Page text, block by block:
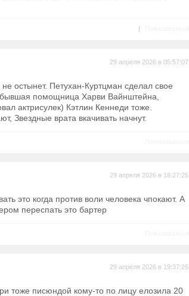
|
29 апреля 2026 в 05:57:07
остынет. Петухан-Куртцман сделал свое
помощница Харви Вайнштейна,
актрисулек) Кэтлин Кеннеди тоже.
Звездные врата вкачивать начнут.
29 апреля 2026 в 18:27:25
это когда против воли человека чпокают. А
переспать это бартер
29 апреля 2026 в 19:37:26
тоже писюндой кому-то по лицу елозила 20